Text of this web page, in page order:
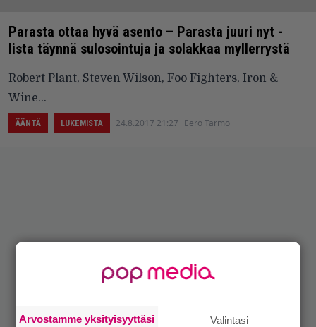
Parasta ottaa hyvä asento – Parasta juuri nyt -
lista täynnä sulosointuja ja solakkaa myllerrystä
Robert Plant, Steven Wilson, Foo Fighters, Iron &
Wine...
ÄÄNTÄ LUKEMISTA 24.8.2017 21:27 Eero Tarmo
Arvostamme yksityisyyttäsi Valintasi